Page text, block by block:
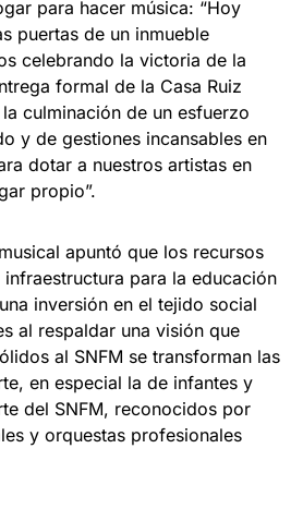
para hacer música: “Hoy
puertas de un inmueble
celebrando la victoria de la
formal de la Casa Ruiz
culminación de un esfuerzo
y de gestiones incansables en
dotar a nuestros artistas en
propio”.
apuntó que los recursos
para la educación
inversión en el tejido social
al respaldar una visión que
al SNFM se transforman las
en especial la de infantes y
del SNFM, reconocidos por
y orquestas profesionales